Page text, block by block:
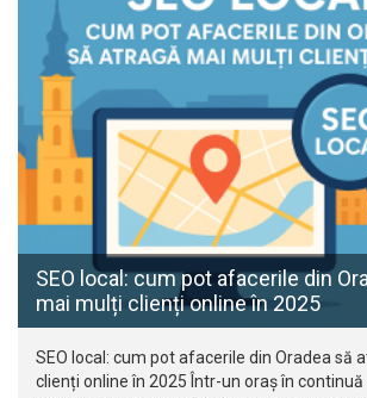
SEO local: cum pot afacerile din
mai mulți clienți online în 2025
SEO local: cum pot afacerile din Oradea să
clienți online în 2025 Într-un oraș în